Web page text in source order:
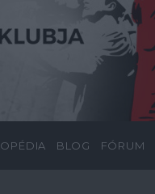
BLOG FÓRUM